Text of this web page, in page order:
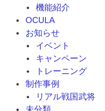
機能紹介
OCULA
お知らせ
イベント
キャンペーン
トレーニング
制作事例
リアル戦国武将
未分類